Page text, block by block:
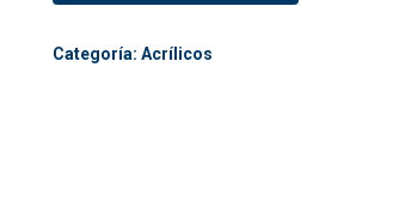
Categoría: Acrílicos